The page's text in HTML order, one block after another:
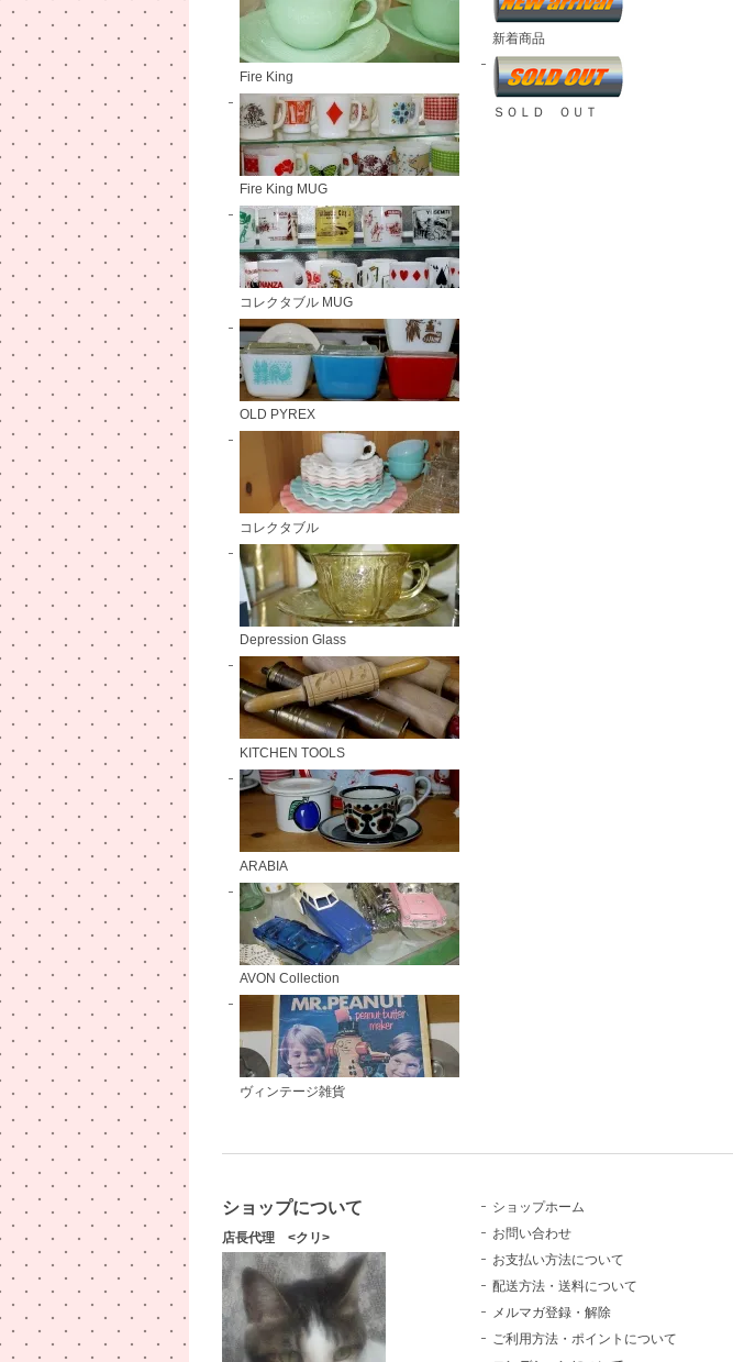
Fire King
Fire King MUG
コレクタブル MUG
OLD PYREX
コレクタブル
Depression Glass
KITCHEN TOOLS
ARABIA
AVON Collection
ヴィンテージ雑貨
新着商品
ＳＯＬＤ ＯＵＴ
ショップについて
店長代理 <クリ>
ショップホーム
お問い合わせ
お支払い方法について
配送方法・送料について
メルマガ登録・解除
ご利用方法・ポイントについて